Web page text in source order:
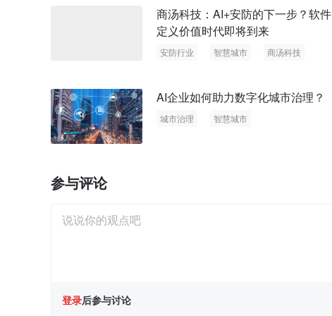
商汤科技：AI+安防的下一步？软件
定义价值时代即将到来
安防行业 智慧城市 商汤科技
AI企业如何助力数字化城市治理？
城市治理 智慧城市
参与评论
登录后参与讨论